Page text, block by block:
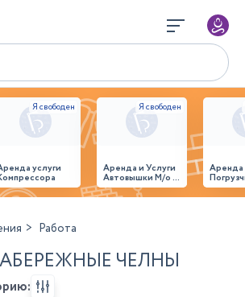
услуги Аренда и Услуги
Автовышки М/о г.
Домодедово
26,28,32 место
Работа
ЧЕЛНЫ